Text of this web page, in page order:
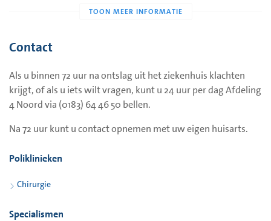
De wondfoliepleisters de zeven dag na de operatie
Leefregels
Douchen mag. U mag tot de policontrole niet in een bad of
zwembad. Activiteiten mogen gedaan worden als de pijn het
toelaat.
Afspraak
U krijgt een afsprakenkaartje mee voor een controlebezoek
Contact
Als u binnen 72 uur na ontslag uit het ziekenhuis klachten
krijgt, of als u iets wilt vragen, kunt u 24 uur per dag Afdeling
4 Noord via (0183) 64 46 50 bellen.
Na 72 uur kunt u contact opnemen met uw eigen huisarts.
Poliklinieken
Chirurgie
Specialismen